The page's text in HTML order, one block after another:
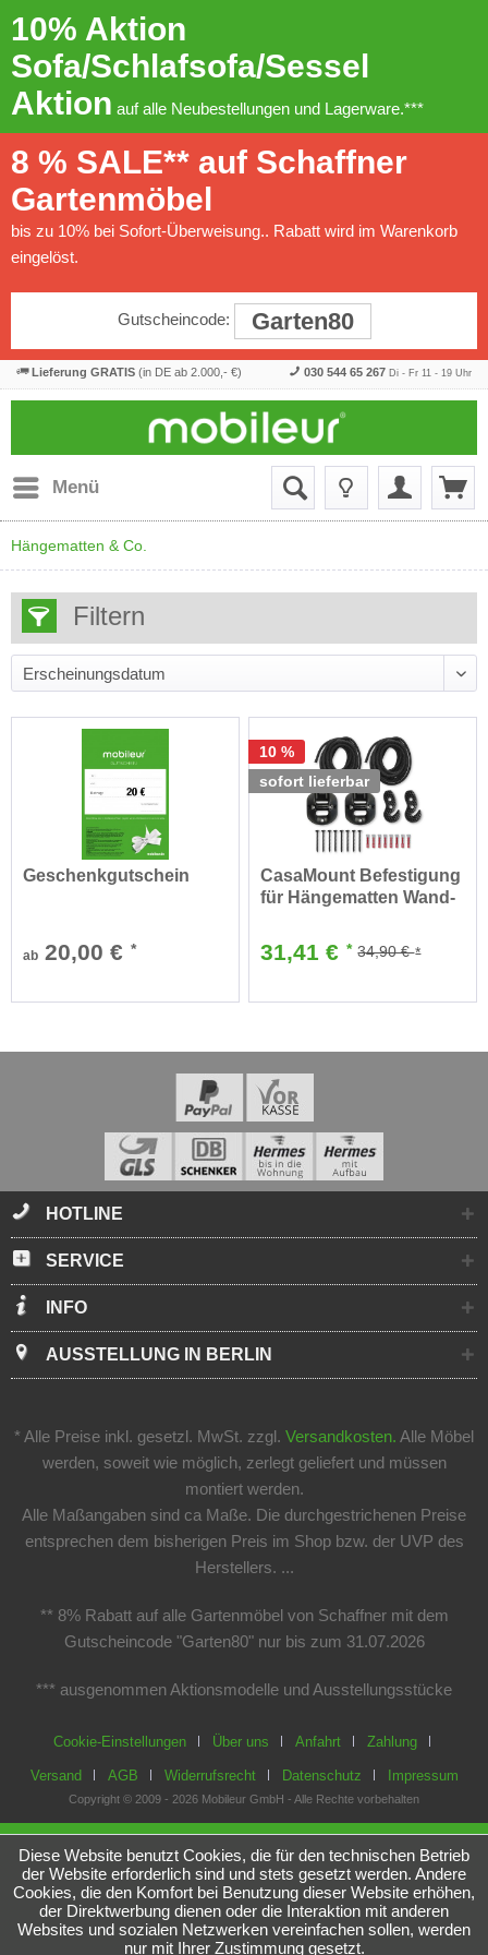
10% Aktion
Sofa/Schlafsofa/Sessel
Aktion auf alle Neubestellungen und Lagerware.***
8 % SALE** auf Schaffner
Gartenmöbel
bis zu 10% bei Sofort-Überweisung.. Rabatt wird im Warenkorb
eingelöst.
Gutscheincode: Garten80
Lieferung GRATIS (in DE ab 2.000,- €) 030 544 65 267 Di - Fr 11 - 19 Uhr
Menü
Hängematten & Co.
Filtern
Geschenkgutschein
ab 20,00 € *
10 %
sofort lieferbar
CasaMount Befestigung
für Hängematten Wand-
34,90 €*
31,41 € *
HOTLINE
SERVICE
INFO
AUSSTELLUNG IN BERLIN
* Alle Preise inkl. gesetzl. MwSt. zzgl. Versandkosten. Alle Möbel
werden, soweit wie möglich, zerlegt geliefert und müssen
montiert werden.
Alle Maßangaben sind ca Maße. Die durchgestrichenen Preise
entsprechen dem bisherigen Preis im Shop bzw. der UVP des
Herstellers. ...
** 8% Rabatt auf alle Gartenmöbel von Schaffner mit dem
Gutscheincode "Garten80" nur bis zum 31.07.2026
*** ausgenommen Aktionsmodelle und Ausstellungsstücke
Cookie-Einstellungen Über uns Anfahrt Zahlung
Versand AGB Widerrufsrecht Datenschutz Impressum
Copyright © 2009 - 2026 Mobileur GmbH - Alle Rechte vorbehalten
Diese Website benutzt Cookies, die für den technischen Betrieb
der Website erforderlich sind und stets gesetzt werden. Andere
Cookies, die den Komfort bei Benutzung dieser Website erhöhen,
der Direktwerbung dienen oder die Interaktion mit anderen
Websites und sozialen Netzwerken vereinfachen sollen, werden
nur mit Ihrer Zustimmung gesetzt.